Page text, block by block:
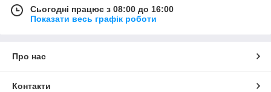
Сьогодні працює з 08:00 до 16:00
Показати весь графік роботи
Про нас
Контакти